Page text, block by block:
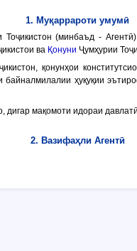
1. Муқаррароти умумӣ
Тоҷикистон (минбаъд - Агентӣ
ва Қонуни Ҷумҳурии
қонунҳои
байналмилалии ҳуқуқии
мақомоти идораи
2. Вазифаҳли Агентӣ